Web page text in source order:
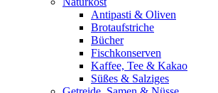
Antipasti & Oliven
Brotaufstriche
Bücher
Fischkonserven
Kaffee, Tee & Kakao
Süßes & Salziges